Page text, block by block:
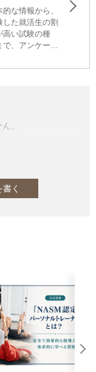
な情報から、
た就活生の割
高い試験の種
で、アンケート
。
く